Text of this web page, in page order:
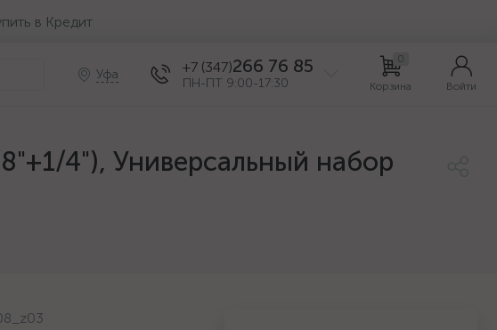
в Кредит
Уфа +7 (347)266 76 85
ПН-ПТ 9:00-17:30
0
Корзина Войти
4"), Универсальный набор